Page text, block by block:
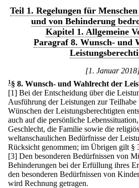
Teil 1. Regelungen für
und von Behinderung
Kapitel 1. Allgemeine
Paragraf 8. Wunsch- und
[1. Januar
1 § 8. Wunsch- und Wahlrecht der
[1] Bei der Entscheidung über die
Ausführung der Leistungen zur
Wünschen der Leistungsberechtigten
auch auf die persönliche
Geschlecht, die Familie sowie die
weltanschaulichen Bedürfnisse der
Rücksicht genommen; im Übrigen gilt §
[3] Den besonderen Bedürfnissen von
Behinderungen bei der Erfüllung ihres
den besonderen Bedürfnissen von
wird Rechnung getragen.